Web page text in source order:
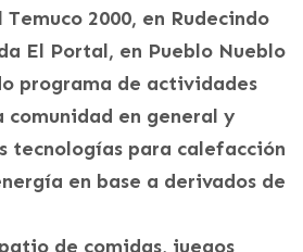
2000, en Rudecindo
El Portal, en Pueblo Nueblo
programa de actividades
en general y
tecnologías para calefacción
en base a derivados de
de comidas, juegos